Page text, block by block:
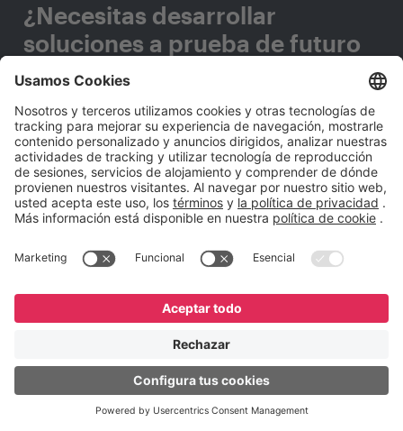
¿Necesitas desarrollar
soluciones a prueba de futuro
que se adapten a cualquier
cambio tecnológico?
Completa este formulario y nos pondremos en
contacto contigo.
Nombre*
Apellido*
E-mail Corporativo*